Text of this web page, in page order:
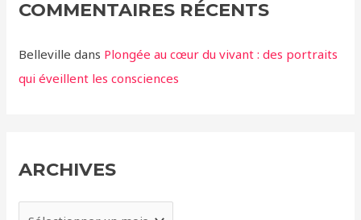
COMMENTAIRES RÉCENTS
Belleville dans Plongée au cœur du vivant : des portraits
qui éveillent les consciences
ARCHIVES